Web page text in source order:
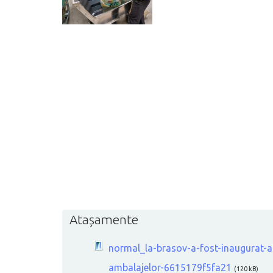
Atașamente
normal_la-brasov-a-fost-inaugurat-
ambalajelor-6615179f5fa21
(120 kB)